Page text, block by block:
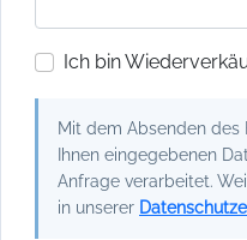
Ich bin
Mit dem Absenden des
Ihnen eingegebenen
Anfrage verarbeitet.
in unserer